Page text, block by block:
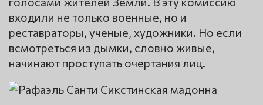
входили не только военные, но и
реставраторы, ученые, художники. Но если
всмотреться из дымки, словно живые,
начинают проступать очертания лиц.